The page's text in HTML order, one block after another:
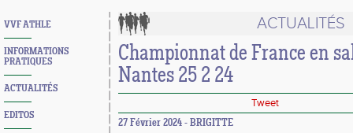
VVF ATHLE
INFORMATIONS
PRATIQUES
ACTUALITÉS
EDITOS
ACTUALITÉS
Championnat de France en
Nantes 25 2 24
Tweet
27 Février 2024 - BRIGITTE